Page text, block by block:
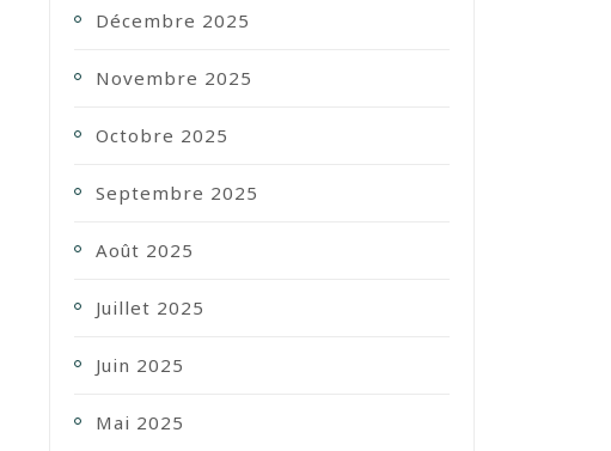
Décembre 2025
Novembre 2025
Octobre 2025
Septembre 2025
Août 2025
Juillet 2025
Juin 2025
Mai 2025